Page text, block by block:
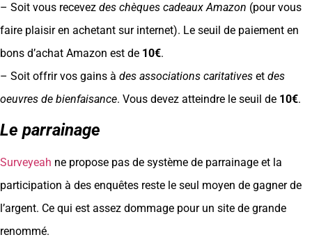
– Soit vous recevez des chèques cadeaux Amazon (pour vous
faire plaisir en achetant sur internet). Le seuil de paiement en
bons d’achat Amazon est de 10€.
– Soit offrir vos gains à des associations caritatives et des
oeuvres de bienfaisance. Vous devez atteindre le seuil de 10€.
Le parrainage
Surveyeah ne propose pas de système de parrainage et la
participation à des enquêtes reste le seul moyen de gagner de
l’argent. Ce qui est assez dommage pour un site de grande
renommé.